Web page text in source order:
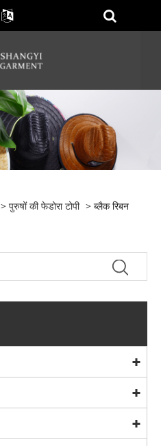
>पुरुषों की फेडोरा टोपी > ब्लैक रिबन